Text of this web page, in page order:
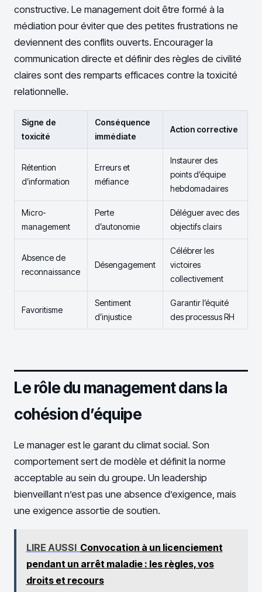
constructive. Le management doit être formé à la
médiation pour éviter que des petites frustrations ne
deviennent des conflits ouverts. Encourager la
communication directe et définir des règles de civilité
claires sont des remparts efficaces contre la toxicité
relationnelle.
Signe de
toxicité
Conséquence
immédiate
Action corrective
Rétention
d’information
Erreurs et
méfiance
Instaurer des
points d’équipe
hebdomadaires
Micro-
management
Perte
d’autonomie
Déléguer avec des
objectifs clairs
Absence de
reconnaissance
Désengagement
Célébrer les
victoires
collectivement
Favoritisme
Sentiment
d’injustice
Garantir l’équité
des processus RH
Le rôle du management dans la
cohésion d’équipe
Le manager est le garant du climat social. Son
comportement sert de modèle et définit la norme
acceptable au sein du groupe. Un leadership
bienveillant n’est pas une absence d’exigence, mais
une exigence assortie de soutien.
LIRE AUSSI Convocation à un licenciement
pendant un arrêt maladie : les règles, vos
droits et recours